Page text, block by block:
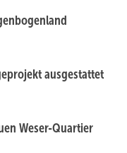
ausgestattet
Weser-Quartier